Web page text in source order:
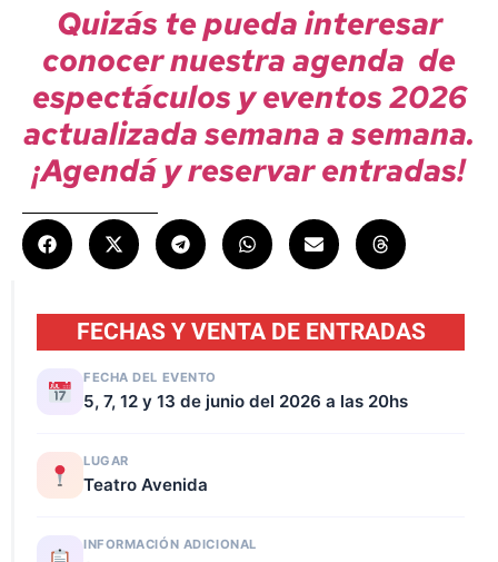
Quizás te pueda interesar
conocer nuestra agenda de
espectáculos y eventos 2026
actualizada semana a semana.
¡Agendá y reservar entradas!
FECHAS Y VENTA DE ENTRADAS
FECHA DEL EVENTO
5, 7, 12 y 13 de junio del 2026 a las 20hs
LUGAR
Teatro Avenida
INFORMACIÓN ADICIONAL